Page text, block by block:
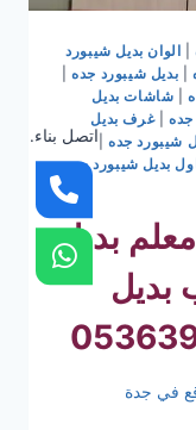
| الوان بديل شيبورد
بديل شيبورد جده|
| شاشات بديل
جده |غرف بديل
شيبورد جده|
بديل شيبورد جده
بديل
بديل
في جدة
اتصل بناء.